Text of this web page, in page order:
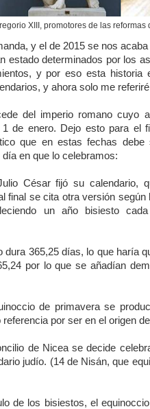
XIII, promotores de las
y el de 2015 se nos
estado determinados por los
y por eso esta historia
y ahora solo me
del imperio romano cuyo
de enero. Dejo esto para el
que en estas fechas
en que lo celebramos:
César fijó su calendario,
final se cita otra versión
un año bisiesto
dura 365,25 días, lo que haría
por lo que se añadían
de primavera se
por ser en el origen
de Nicea se decide
judío. (14 de Nisán, que
de los bisiestos, el